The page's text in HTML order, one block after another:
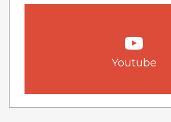
Youtube